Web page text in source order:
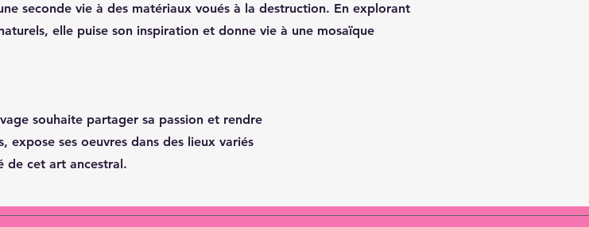
seconde vie à des matériaux voués à la destruction. En explorant
elle puise son inspiration et donne vie à une mosaïque
souhaite partager sa passion et rendre
expose ses oeuvres dans des lieux variés
de cet art ancestral.